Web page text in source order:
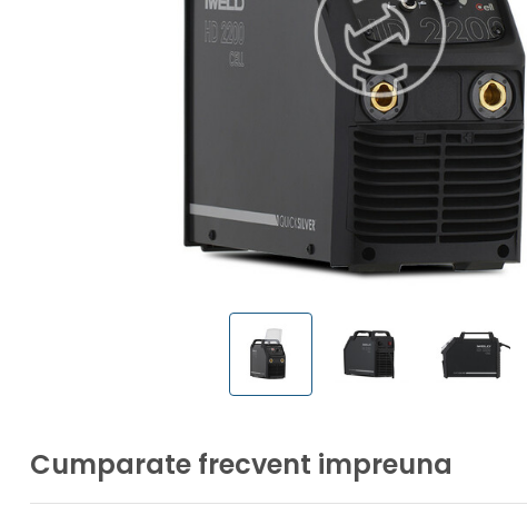
Cumparate frecvent impreuna